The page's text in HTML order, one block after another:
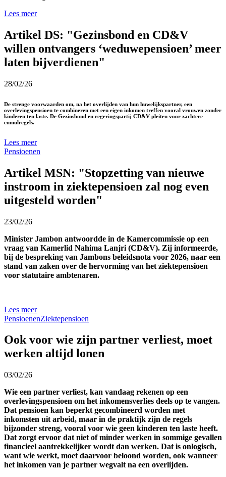
Lees meer
Artikel DS: "Gezinsbond en CD&V
willen ontvangers ‘weduwepensioen’ meer
laten bijverdienen"
28/02/26
De strenge voorwaarden om, na het overlijden van hun huwelijkspartner, een
overlevingspensioen te combineren met een eigen inkomen treffen vooral vrouwen zonder
kinderen ten laste. De Gezinsbond en regeringspartij CD&V pleiten voor zachtere
cumulregels.
Lees meer
Pensioenen
Artikel MSN: "Stopzetting van nieuwe
instroom in ziektepensioen zal nog even
uitgesteld worden"
23/02/26
Minister Jambon antwoordde in de Kamercommissie op een
vraag van Kamerlid Nahima Lanjri (CD&V). Zij informeerde,
bij de bespreking van Jambons beleidsnota voor 2026, naar een
stand van zaken over de hervorming van het ziektepensioen
voor statutaire ambtenaren.
Lees meer
PensioenenZiektepensioen
Ook voor wie zijn partner verliest, moet
werken altijd lonen
03/02/26
Wie een partner verliest, kan vandaag rekenen op een
overlevingspensioen om het inkomensverlies deels op te vangen.
Dat pensioen kan beperkt gecombineerd worden met
inkomsten uit arbeid, maar in de praktijk zijn de regels
bijzonder streng, vooral voor wie geen kinderen ten laste heeft.
Dat zorgt ervoor dat niet of minder werken in sommige gevallen
financieel aantrekkelijker wordt dan werken. Dat is onlogisch,
want wie werkt, moet daarvoor beloond worden, ook wanneer
het inkomen van je partner wegvalt na een overlijden.